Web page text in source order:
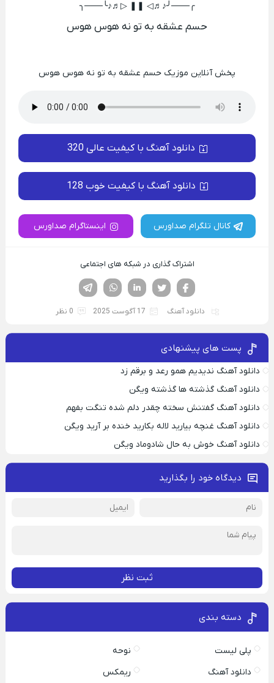
╭───╯♪♬◁ ❚❚ ▷♬♪╰───╮
حسم عشقه به تو نه هوس هوس
پخش آنلاین موزیک حسم عشقه به تو نه هوس هوس
دانلود آهنگ با کیفیت عالی 320
دانلود آهنگ با کیفیت خوب 128
کانال تلگرام صداورس اینستاگرام صداورس
اشتراک گذاری در شبکه های اجتماعی
لینکدین تویتر
فیسوک
دانلود آهنگ 17 آگوست 2025 0 نظر
پست های پیشنهادی
دانلود آهنگ ندیدیم همو رعد و برقم زد
دانلود آهنگ گذشته ها گذشته ویگن
دانلود آهنگ گفتنش سخته چقدر دلم شده تنگت بفهم
دانلود آهنگ غنچه بیارید لاله بکارید خنده بر آرید ویگن
دانلود آهنگ خوش به حال شادوماد ویگن
دیدگاه خود را بگذارید
ثبت نظر
دسته بندی
پلی لیست
نوحه
دانلود آهنگ
ریمکس